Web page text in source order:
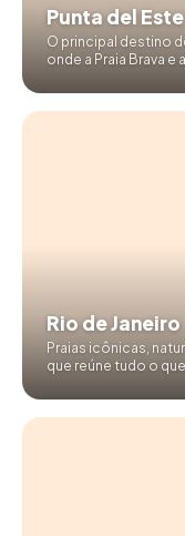
Punta del Este
O principal destino
onde a Praia Brava e
Rio de Janeiro
Praias icônicas,
que reúne tudo o